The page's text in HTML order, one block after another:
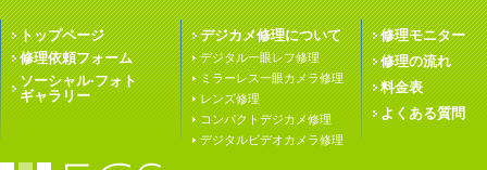
トップページ
修理依頼フォーム
ソーシャル·フォト
ギャラリー
デジカメ修理について
デジタル一眼レフ修理
ミラーレス一眼カメラ修理
レンズ修理
コンパクトデジカメ修理
デジタルビデオカメラ修理
修理モニター
修理の流れ
料金表
よくある質問